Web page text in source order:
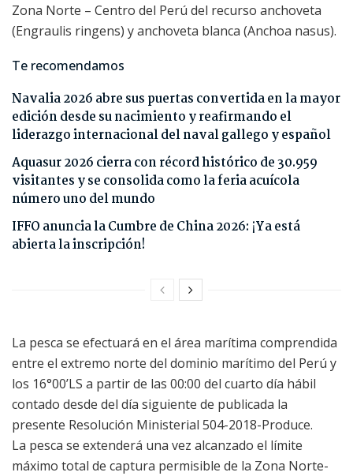
Zona Norte – Centro del Perú del recurso anchoveta
(Engraulis ringens) y anchoveta blanca (Anchoa nasus).
Te recomendamos
Navalia 2026 abre sus puertas convertida en la mayor
edición desde su nacimiento y reafirmando el
liderazgo internacional del naval gallego y español
Aquasur 2026 cierra con récord histórico de 30.959
visitantes y se consolida como la feria acuícola
número uno del mundo
IFFO anuncia la Cumbre de China 2026: ¡Ya está
abierta la inscripción!
La pesca se efectuará en el área marítima comprendida
entre el extremo norte del dominio marítimo del Perú y
los 16°00’LS a partir de las 00:00 del cuarto día hábil
contado desde del día siguiente de publicada la
presente Resolución Ministerial 504-2018-Produce.
La pesca se extenderá una vez alcanzado el límite
máximo total de captura permisible de la Zona Norte-